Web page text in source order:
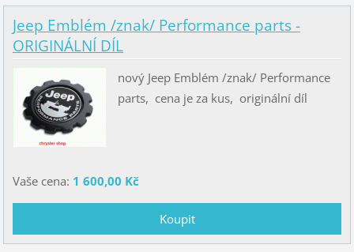
Jeep Emblém /znak/ Performance parts -
ORIGINÁLNÍ DÍL
nový Jeep Emblém /znak/ Performance
parts, cena je za kus, originální díl
Vaše cena: 1 600,00 Kč